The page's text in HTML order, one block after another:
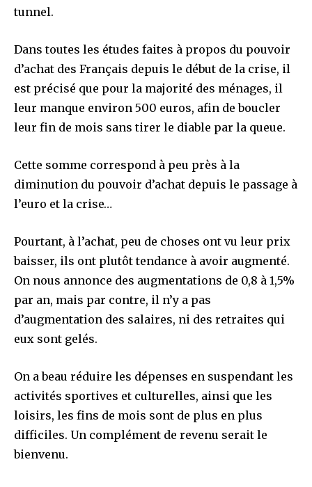
tunnel.
Dans toutes les études faites à propos du pouvoir
d’achat des Français depuis le début de la crise, il
est précisé que pour la majorité des ménages, il
leur manque environ 500 euros, afin de boucler
leur fin de mois sans tirer le diable par la queue.
Cette somme correspond à peu près à la
diminution du pouvoir d’achat depuis le passage à
l’euro et la crise…
Pourtant, à l’achat, peu de choses ont vu leur prix
baisser, ils ont plutôt tendance à avoir augmenté.
On nous annonce des augmentations de 0,8 à 1,5%
par an, mais par contre, il n’y a pas
d’augmentation des salaires, ni des retraites qui
eux sont gelés.
On a beau réduire les dépenses en suspendant les
activités sportives et culturelles, ainsi que les
loisirs, les fins de mois sont de plus en plus
difficiles. Un complément de revenu serait le
bienvenu.